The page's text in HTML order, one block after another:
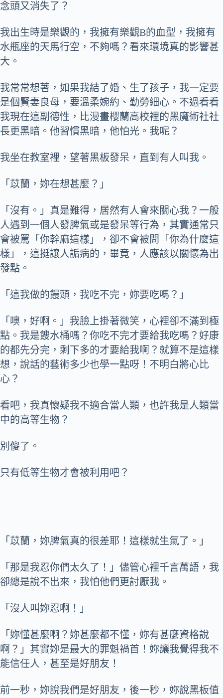
念頭又消失了？
我出生時是樂觀的，我擁有樂觀B的血型，我擁有
水瓶座的天馬行空，不夠嗎？看來環境真的影響甚
大。
我常常想著，如果我結了婚、生了孩子，我一定要
是個賢妻良母，要溫柔婉約、勤勞細心。不過看看
我現在這副德性，比漫畫櫻蘭高校裡的黑魔術社社
長更黑暗。他習慣黑暗，他怕光。我呢？
我坐在教室裡，望著黑板發呆，直到有人叫我。
「苡蘭，妳在想甚麼？」
「沒有。」真是難得，居然有人會來關心我？一般
人遇到一個人發脾氣或是發呆等行為，其實通常只
會被罵「你幹麻這樣」，卻不會被問「你為什麼這
樣」，這挺讓人詬病的，畢竟，人應該以關懷為出
發點。
「這我做的饅頭，我吃不完，妳要吃嗎？」
「噢，好啊。」我臉上掛著微笑，心裡卻不滿到極
點。我是餿水桶嗎？你吃不完才要給我吃嗎？好康
的都先分完，剩下多的才要給我啊？就算不是這樣
想，說話的藝術多少也學一點呀！不明白將心比
心？
看吧，我真懷疑我不適合當人類，也許我是人類當
中的高等生物？
別傻了。
只有低等生物才會被利用吧？
「苡蘭，妳脾氣真的很差耶！這樣就生氣了。」
「那是我忍你們太久了！」儘管心裡千言萬語，我
卻總是說不出來，我怕他們更討厭我。
「沒人叫妳忍啊！」
「妳懂甚麼啊？妳甚麼都不懂，妳有甚麼資格說
啊？」其實妳是最大的罪魁禍首！妳讓我覺得我不
能信任人，甚至是好朋友！
前一秒，妳說我們是好朋友，後一秒，妳說黑板值